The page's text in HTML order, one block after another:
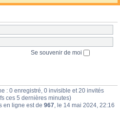
Se souvenir de moi
: 0 enregistré, 0 invisible et 20 invités
ces 5 dernières minutes)
en ligne est de 967, le 14 mai 2024, 22:16